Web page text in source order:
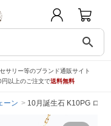
search
サリー等のブランド通販サイト
以上のご注文で送料無料
ーン 10月誕生石 K10PG ロー